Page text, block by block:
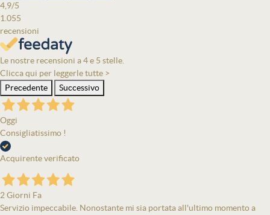
4,9/5
1.055
recensioni
Le nostre recensioni a 4 e 5 stelle.
Clicca qui per leggerle tutte >
Precedente
Successivo
Oggi
Consigliatissimo !
Acquirente verificato
2 Giorni Fa
Servizio impeccabile. Nonostante mi sia portata all'ultimo momento a